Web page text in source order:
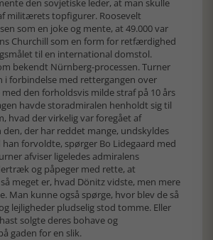
den sovjetiske leder, at man skulle
militærets topfigurer. Roosevelt
som en joke og mente, at 49.000 var
Churchill som en form for retfærdighed
til en international domstol.
bekendt Nürnberg-processen. Turner
forbindelse med rettergangen over
den forholdsvis milde straf på 10 års
havde storadmiralen henholdt sig til
hvad der virkelig var foregået af
den, der har reddet mange, undskyldes
forvoldte, spørger Bo Lidegaard med
afviser ligeledes admiralens
og påpeger med rette, at
meget er, hvad Dönitz vidste, men mere
Man kunne også spørge, hvor blev de så
lejligheder pludselig stod tomme. Eller
solgte deres bohave og
gaden for en slik.